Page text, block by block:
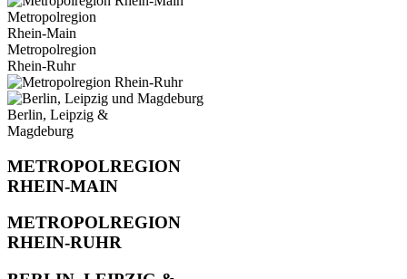
Metropolregion
Rhein-Main
Metropolregion
Rhein-Ruhr
Berlin, Leipzig &
Magdeburg
METROPOLREGION
RHEIN-MAIN
METROPOLREGION
RHEIN-RUHR